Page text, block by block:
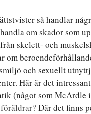
så handlar
om skador som
skelett- och
om
och sexuellt
Här är det
(något som McArdle
Där det finns